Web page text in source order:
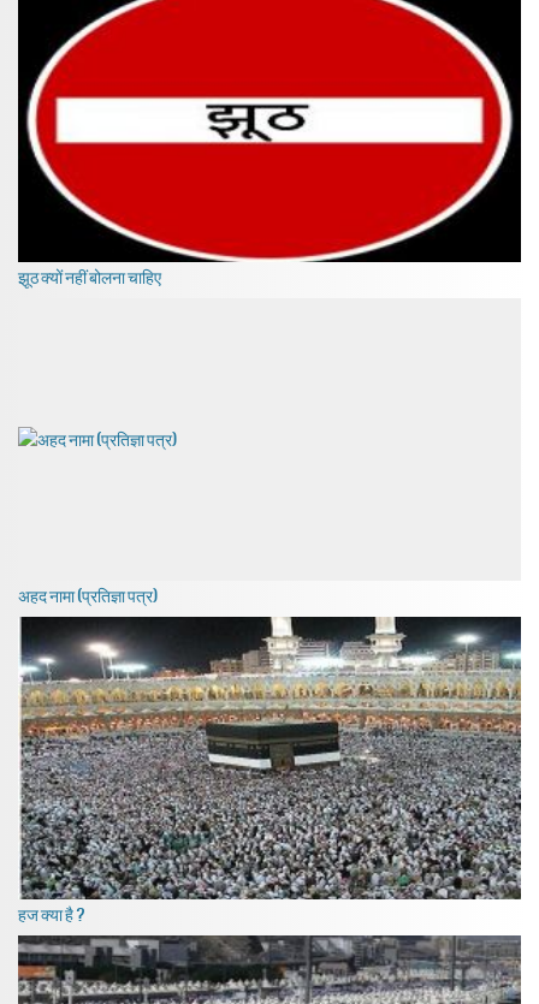
झूठ क्यों नहीं बोलना चाहिए
अहद नामा (प्रतिज्ञा पत्र)
हज क्या है ?